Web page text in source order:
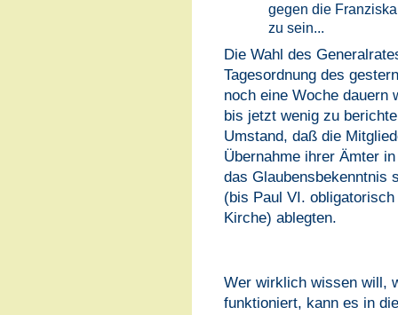
gegen die
zu sein...
Die Wahl des
Tagesordnung des
noch eine Woche dauern
bis jetzt wenig zu
Umstand, daß die
Übernahme ihrer Ämter
das Glaubensbekenntnis
(bis Paul VI.
Kirche) ablegten.
Wer wirklich wissen will,
funktioniert, kann es in